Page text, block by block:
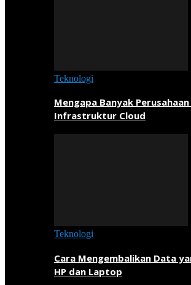
Teknologi
Mengapa Banyak
Infrastruktur Cloud
Teknologi
Cara Mengembalikan Data
HP dan Laptop